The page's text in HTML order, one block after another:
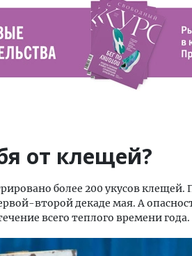
от клещей?
более 200 укусов
второй декаде мая. А
всего теплого времени года.